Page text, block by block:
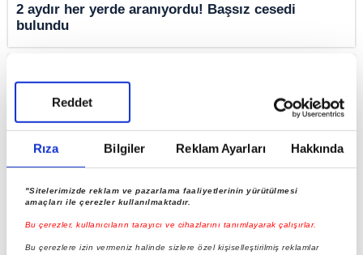
Rıza Bilgiler Reklam Ayarları Hakkında
"Sitelerimizde reklam ve pazarlama faaliyetlerinin yürütülmesi
amaçları ile çerezler kullanılmaktadır.
Bu çerezler, kullanıcıların tarayıcı ve cihazlarını tanımlayarak çalışırlar.
Bu çerezlere izin vermeniz halinde sizlere özel kişiselleştirilmiş reklamlar
Reddet
2 aydır her yerde aranıyordu! Başsız cesedi
bulundu
Diyarbakır’da 18 gündür kayıp engelli adam her